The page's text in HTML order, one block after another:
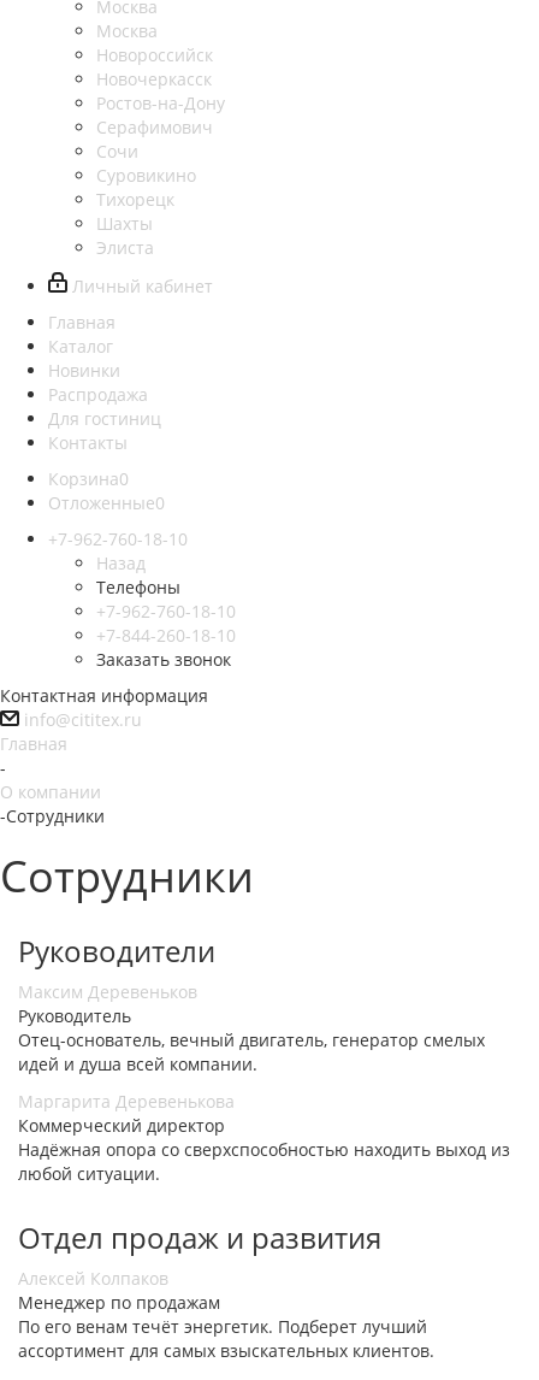
Москва
Москва
Новороссийск
Новочеркасск
Ростов-на-Дону
Серафимович
Сочи
Суровикино
Тихорецк
Шахты
Элиста
Личный кабинет
Главная
Каталог
Новинки
Распродажа
Для гостиниц
Контакты
Корзина0
Отложенные0
+7-962-760-18-10
Назад
Телефоны
+7-962-760-18-10
+7-844-260-18-10
Заказать звонок
Контактная информация
info@cititex.ru
Главная
-
О компании
-Сотрудники
Сотрудники
Руководители
Максим Деревеньков
Руководитель
Отец-основатель, вечный двигатель, генератор смелых
идей и душа всей компании.
Маргарита Деревенькова
Коммерческий директор
Надёжная опора со сверхспособностью находить выход из
любой ситуации.
Отдел продаж и развития
Алексей Колпаков
Менеджер по продажам
По его венам течёт энергетик. Подберет лучший
ассортимент для самых взыскательных клиентов.